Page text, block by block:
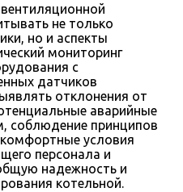
не только
но и аспекты
мониторинг
с
датчиков
отклонения от
аварийные
соблюдение принципов
условия
персонала и
надежность и
котельной.